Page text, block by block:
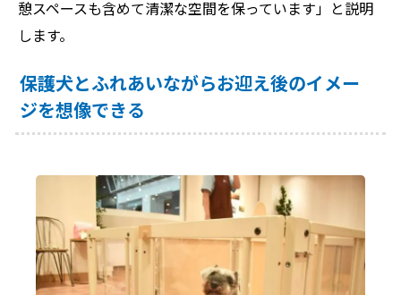
憩スペースも含めて清潔な空間を保っています」と説明
します。
保護犬とふれあいながらお迎え後のイメー
ジを想像できる